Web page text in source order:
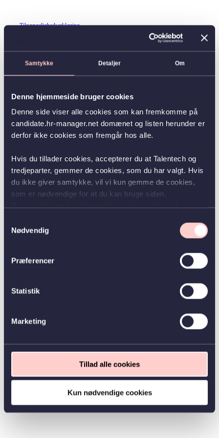
Samtykke Detaljer Om
Denne hjemmeside bruger cookies
Denne side viser alle cookies som kan fremkomme på
candidate.hr-manager.net domænet og listen herunder er
derfor ikke cookies som fremgår hos alle.
Hvis du tillader cookies, accepterer du at Talentech og
tredjeparter, gemmer de cookies, som du har valgt. Hvis
du ikke giver samtykke, vil vi kun gemme de cookies,
som er nødvendige for at du kan bruge siden.
Nødvendig
Præferencer
Statistik
Marketing
Tillad alle cookies
Kun nødvendige cookies
Tilgængelighedserklæring